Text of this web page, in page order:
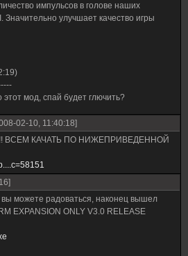
импульсов в голове наших
Значительно улучшает качество игры
мод, спай будет глючить?
02-10, 11:40:18]
ВСЕМ КАЧАТЬ ПО НИЖЕПРИВЕДЕННОЙ
можете радоваться, наконец вышел
EXPANSION ONLY V3.0 RELEASE